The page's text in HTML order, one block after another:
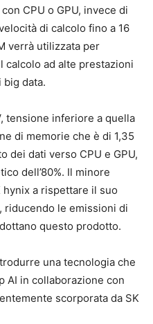
CPU o GPU, invece di
di calcolo fino a 16
verrà utilizzata per
calcolo ad alte prestazioni
big data.
tensione inferiore a quella
di memorie che è di 1,35
dei dati verso CPU e GPU,
dell’80%. Il minore
a rispettare il suo
riducendo le emissioni di
questo prodotto.
una tecnologia che
AI in collaborazione con
scorporata da SK